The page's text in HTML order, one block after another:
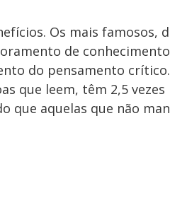
Os mais famosos,
de
do pensamento crítico.
que leem, têm 2,5 vezes
que aquelas que não